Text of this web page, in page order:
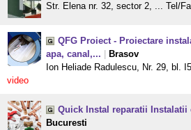
Str. Elena nr. 32, sector 2, ... Tel/
QFG Proiect - Proiectare
apa, canal,...
Brasov
Ion Heliade Radulescu, Nr. 29, bl.
video
Quick Instal reparatii Instalatii
Bucuresti